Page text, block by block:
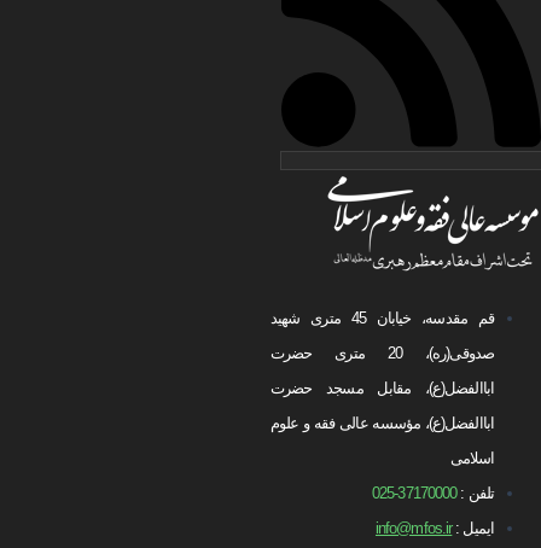
قم مقدسه، خیابان 45 متری شهید
صدوقی(ره)، 20 متری حضرت
اباالفضل(ع)، مقابل مسجد حضرت
اباالفضل(ع)، مؤسسه عالی فقه و علوم
اسلامی
تلفن : 37170000-025
ایمیل : info@mfos.ir